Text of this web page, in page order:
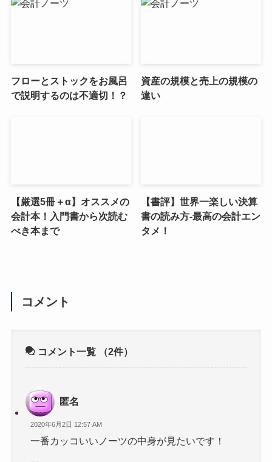
フローとストックをお風呂
で説明するのは不適切！？
資産の規模と売上の規模の
違い
【厳選5冊＋α】オススメの
会計本！入門書から次読む
べき本まで
【書評】世界一楽しい決算
書の読み方-最高の会計エン
タメ！
コメント
コメント一覧 （2件）
匿名
2020年6月2日 12:57 AM
一番カッコいいノーツの中身が見たいです！